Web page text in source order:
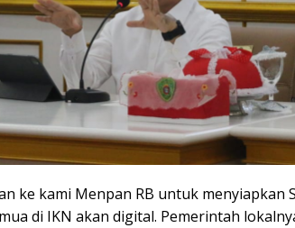
ke kami Menpan RB untuk menyiapkan
di IKN akan digital. Pemerintah